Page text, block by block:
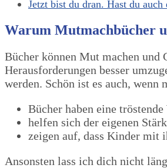
Jetzt bist du dran. Hast du
Warum Mutmachbücher
Bücher können Mut machen und
Herausforderungen besser
werden. Schön ist es auch,
Bücher haben eine
helfen sich der eigenen
zeigen auf, dass Kinder mit
Ansonsten lass ich dich nicht